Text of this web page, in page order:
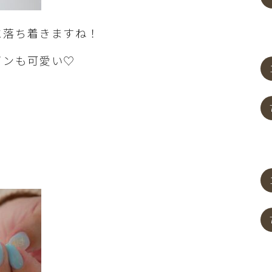
ち着きますね！
ンも可愛い♡